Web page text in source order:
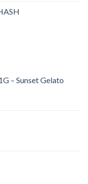
– Sunset Gelato